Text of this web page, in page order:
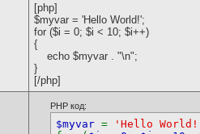
[php]
$myvar = 'Hello World!';
for ($i = 0; $i < 10; $i++)
{
echo $myvar . "\n";
}
[/php]
PHP код:
$myvar =
'Hello